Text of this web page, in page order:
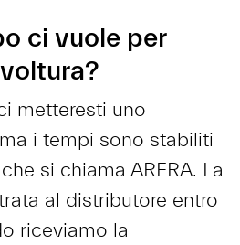
ci vuole per
metteresti uno
i tempi sono stabiliti
si chiama ARERA. La
al distributore entro
riceviamo la